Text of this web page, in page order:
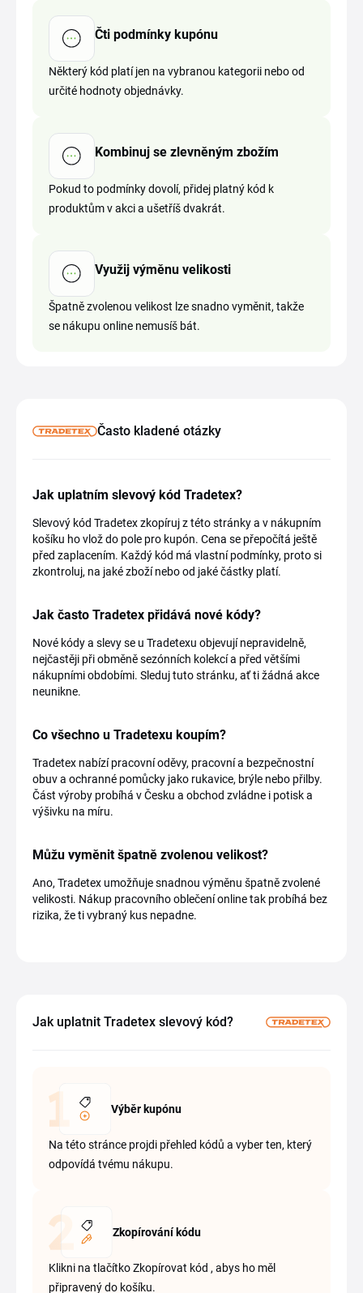
Čti podmínky kupónu
Některý kód platí jen na vybranou kategorii nebo od
určité hodnoty objednávky.
Kombinuj se zlevněným zbožím
Pokud to podmínky dovolí, přidej platný kód k
produktům v akci a ušetříš dvakrát.
Využij výměnu velikosti
Špatně zvolenou velikost lze snadno vyměnit, takže
se nákupu online nemusíš bát.
Často kladené otázky
Jak uplatním slevový kód Tradetex?
Slevový kód Tradetex zkopíruj z této stránky a v nákupním
košíku ho vlož do pole pro kupón. Cena se přepočítá ještě
před zaplacením. Každý kód má vlastní podmínky, proto si
zkontroluj, na jaké zboží nebo od jaké částky platí.
Jak často Tradetex přidává nové kódy?
Nové kódy a slevy se u Tradetexu objevují nepravidelně,
nejčastěji při obměně sezónních kolekcí a před většími
nákupními obdobími. Sleduj tuto stránku, ať ti žádná akce
neunikne.
Co všechno u Tradetexu koupím?
Tradetex nabízí pracovní oděvy, pracovní a bezpečnostní
obuv a ochranné pomůcky jako rukavice, brýle nebo přilby.
Část výroby probíhá v Česku a obchod zvládne i potisk a
výšivku na míru.
Můžu vyměnit špatně zvolenou velikost?
Ano, Tradetex umožňuje snadnou výměnu špatně zvolené
velikosti. Nákup pracovního oblečení online tak probíhá bez
rizika, že ti vybraný kus nepadne.
Jak uplatnit Tradetex slevový kód?
Výběr kupónu
Na této stránce projdi přehled kódů a vyber ten, který
odpovídá tvému nákupu.
Zkopírování kódu
Klikni na tlačítko Zkopírovat kód , abys ho měl
připravený do košíku.